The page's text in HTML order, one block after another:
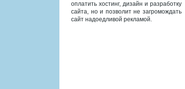
оплатить хостинг, дизайн и разработку
сайта, но и позволит не загромождать
сайт надоедливой рекламой.